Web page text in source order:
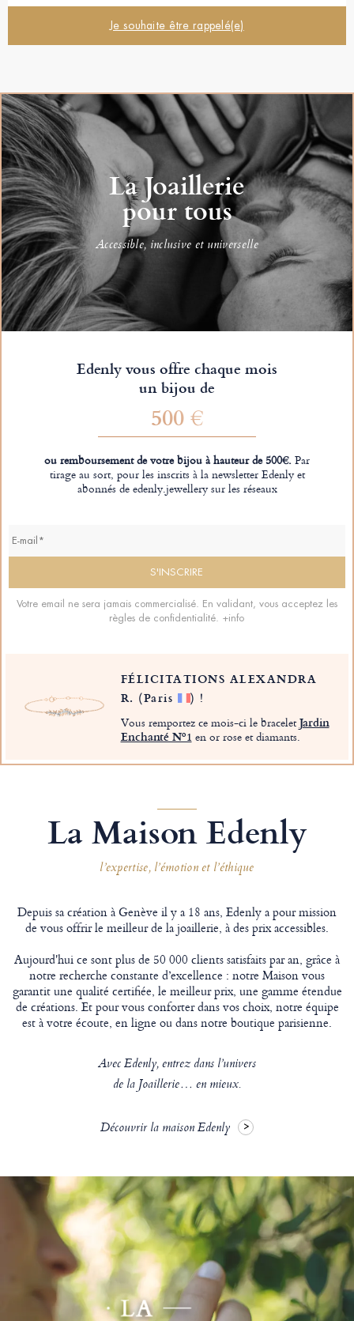
Je souhaite être rappelé(e)
La Joaillerie
pour tous
Accessible, inclusive et universelle
Edenly vous offre chaque mois
un bijou de
500 €
ou remboursement de votre bijou à hauteur de 500€.Par
tirage au sort, pour les inscrits à la newsletter Edenly et
abonnés de edenly.jewellery sur les réseaux
Votre email ne sera jamais commercialisé. En validant, vous acceptez les
règles de confidentialité. +info
FÉLICITATIONS ALEXANDRA
R. (Paris ) !
Vous remportez ce mois-ci le braceletJardin
Enchanté Nº1 en or rose et diamants.
La Maison Edenly
l’expertise, l’émotion et l’éthique
Depuis sa création à Genève il y a 18 ans, Edenly a pour mission
de vous offrir le meilleur de la joaillerie, à des prix accessibles.
Aujourd'hui ce sont plus de 50 000 clients satisfaits par an, grâce à
notre recherche constante d’excellence : notre Maison vous
garantit une qualité certifiée, le meilleur prix, une gamme étendue
de créations. Et pour vous conforter dans vos choix, notre équipe
est à votre écoute, en ligne ou dans notre boutique parisienne.
Avec Edenly, entrez dans l’univers
de la Joaillerie… en mieux.
Découvrir la maison Edenly